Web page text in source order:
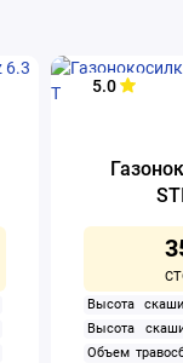
5.0
Высота
Высота
Объем